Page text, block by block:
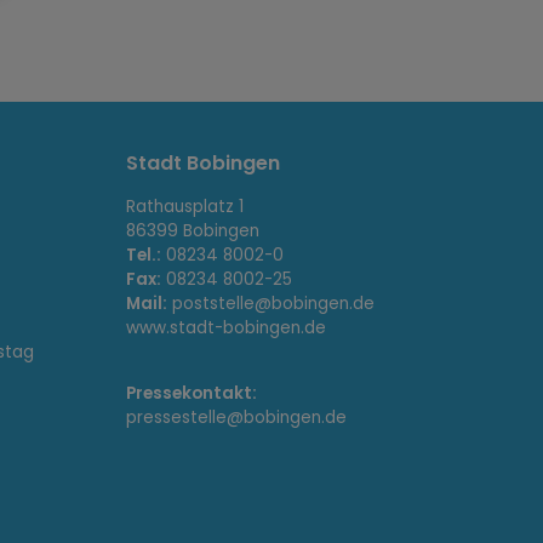
Stadt Bobingen
Rathausplatz 1
86399 Bobingen
Tel.: 08234 8002-0
Fax: 08234 8002-25
Mail: poststelle@bobingen.de
www.stadt-bobingen.de
Pressekontakt:
pressestelle@bobingen.de